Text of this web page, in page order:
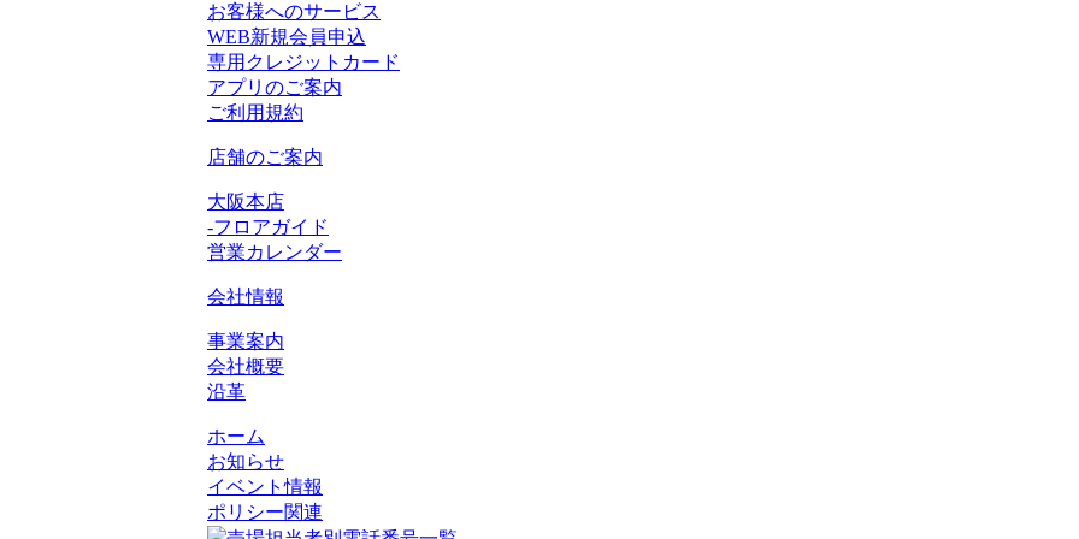
お客様へのサービス
WEB新規会員申込
専用クレジットカード
アプリのご案内
ご利用規約
店舗のご案内
大阪本店
-フロアガイド
営業カレンダー
会社情報
事業案内
会社概要
沿革
ホーム
お知らせ
イベント情報
ポリシー関連